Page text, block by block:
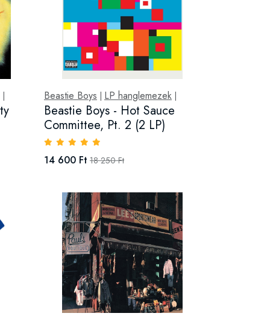
Beastie Boys LP hanglemezek|
Beastie Boys - Hot Sauce
Committee, Pt. 2 (2 LP)
14 600 Ft 18 250 Ft